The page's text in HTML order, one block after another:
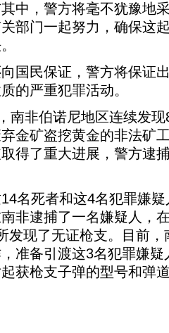
中，警方将毫不犹豫地
部门一起努力，确保这
民保证，警方将保证
的严重犯罪活动。
非伯诺尼地区连续发现
金矿盗挖黄金的非法矿
得了重大进展，警方逮
死者和这4名犯罪嫌疑
非逮捕了一名嫌疑人，
发现了无证枪支。目前
准备引渡这3名犯罪嫌
获枪支子弹的型号和弹